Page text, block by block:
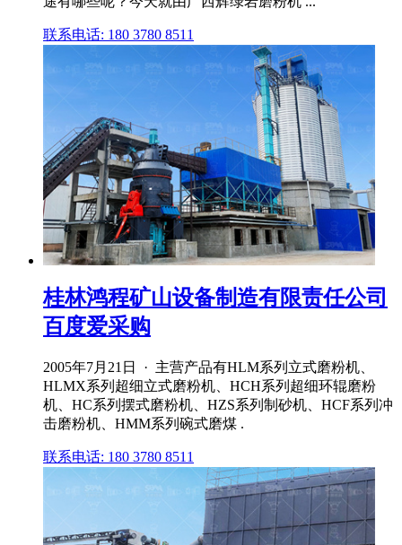
联系电话: 180 3780 8511
桂林鸿程矿山设备制造有限责任公司
百度爱采购
2005年7月21日 · 主营产品有HLM系列立式磨粉机、
HLMX系列超细立式磨粉机、HCH系列超细环辊磨粉
机、HC系列摆式磨粉机、HZS系列制砂机、HCF系列冲
击磨粉机、HMM系列碗式磨煤 .
联系电话: 180 3780 8511